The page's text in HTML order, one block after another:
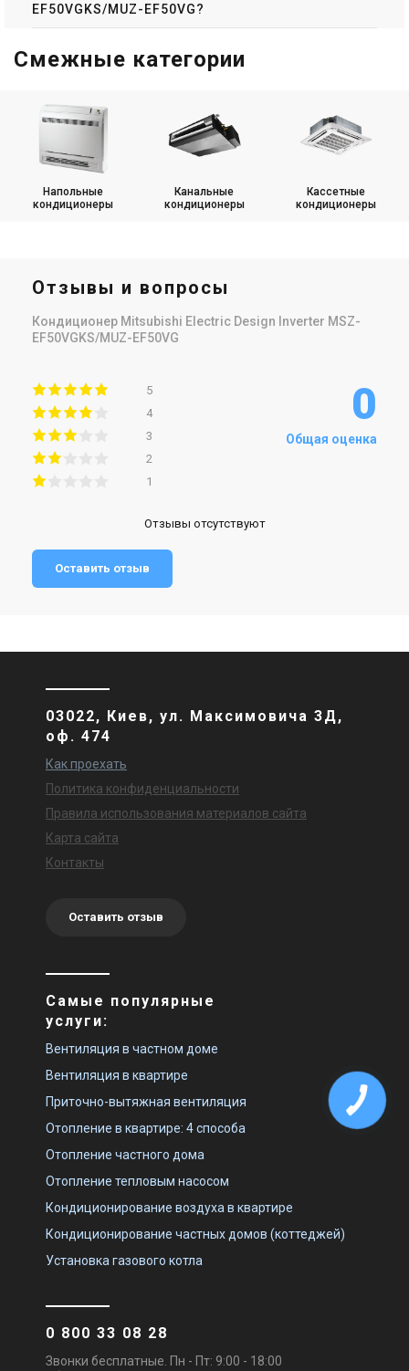
EF50VGKS/MUZ-EF50VG?
Смежные категории
Напольные
кондиционеры
Канальные
кондиционеры
Кассетные
кондиционеры
Отзывы и вопросы
Кондиционер Mitsubishi Electric Design Inverter MSZ-
EF50VGKS/MUZ-EF50VG
5
4
3
2
1
0
Общая оценка
Отзывы отсутствуют
Оставить отзыв
03022, Киев, ул. Максимовича 3Д,
оф. 474
Как проехать
Политика конфиденциальности
Правила использования материалов сайта
Карта сайта
Контакты
Оставить отзыв
Самые популярные
услуги:
Вентиляция в частном доме
Вентиляция в квартире
Приточно-вытяжная вентиляция
Отопление в квартире: 4 способа
Отопление частного дома
Отопление тепловым насосом
Кондиционирование воздуха в квартире
Кондиционирование частных домов (коттеджей)
Установка газового котла
0 800 33 08 28
Звонки бесплатные. Пн - Пт: 9:00 - 18:00